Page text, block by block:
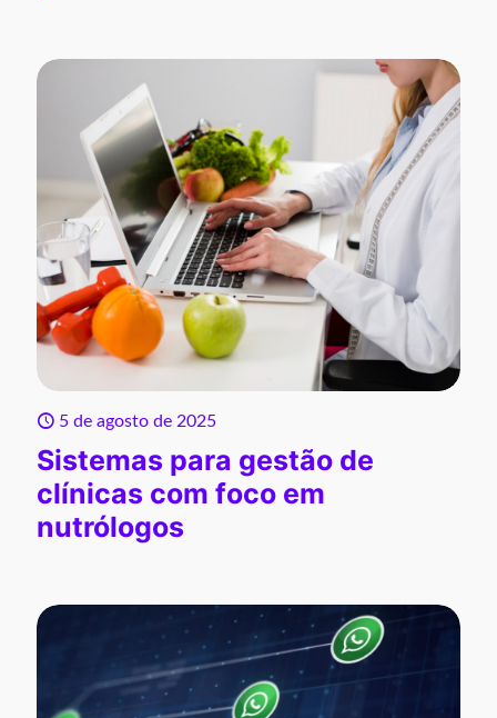
5 de agosto de 2025
Sistemas para gestão de
clínicas com foco em
nutrólogos